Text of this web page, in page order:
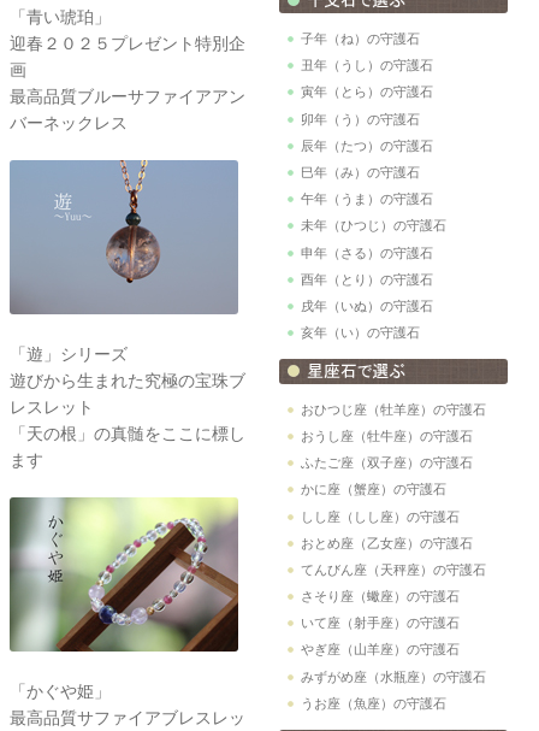
「青い琥珀」
迎春２０２５プレゼント特別企
画
最高品質ブルーサファイアアン
バーネックレス
「遊」シリーズ
遊びから生まれた究極の宝珠ブ
レスレット
「天の根」の真髄をここに標し
ます
「かぐや姫」
最高品質サファイアブレスレッ
子年（ね）の守護石
丑年（うし）の守護石
寅年（とら）の守護石
卯年（う）の守護石
辰年（たつ）の守護石
巳年（み）の守護石
午年（うま）の守護石
未年（ひつじ）の守護石
申年（さる）の守護石
酉年（とり）の守護石
戌年（いぬ）の守護石
亥年（い）の守護石
おひつじ座（牡羊座）の守護石
おうし座（牡牛座）の守護石
ふたご座（双子座）の守護石
かに座（蟹座）の守護石
しし座（しし座）の守護石
おとめ座（乙女座）の守護石
てんびん座（天秤座）の守護石
さそり座（蠍座）の守護石
いて座（射手座）の守護石
やぎ座（山羊座）の守護石
みずがめ座（水瓶座）の守護石
うお座（魚座）の守護石